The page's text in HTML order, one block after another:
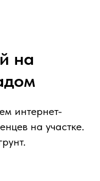
на
интернет-
на участке.